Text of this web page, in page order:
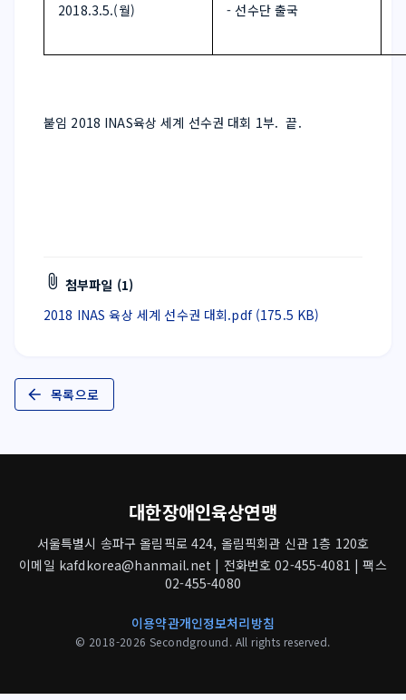
2018.3.5.(월) - 선수단 출국
붙임 2018 INAS육상 세계 선수권 대회 1부.  끝.
첨부파일 (1)
2018 INAS 육상 세계 선수권 대회.pdf (175.5 KB)
목록으로
대한장애인육상연맹
서울특별시 송파구 올림픽로 424, 올림픽회관 신관 1층 120호
이메일 kafdkorea@hanmail.net | 전화번호 02-455-4081 | 팩스
02-455-4080
이용약관개인정보처리방침
© 2018-2026 Secondground. All rights reserved.